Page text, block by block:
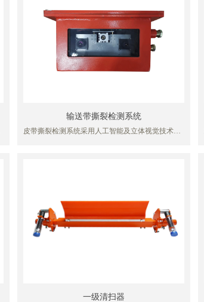
定维修方案，实现有准备的、有针对性的提前维修,
输送带撕裂检测系统
皮带撕裂检测系统采用人工智能及立体视觉技术体
型可视化展示、检测结果展示、运输安全监测、皮
带输送机自动化控制等多种系统化管理，大大提升
矿业皮带输送机自动化及智能化撕裂检测水平。
一级清扫器